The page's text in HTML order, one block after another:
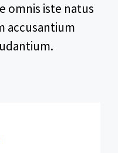
omnis iste natus
accusantium